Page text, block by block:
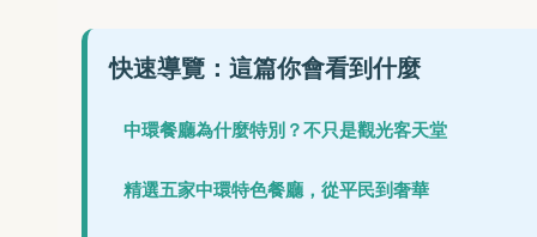
快速導覽：這篇你會看到什麼
中環餐廳為什麼特別？不只是觀光客天堂
精選五家中環特色餐廳，從平民到奢華